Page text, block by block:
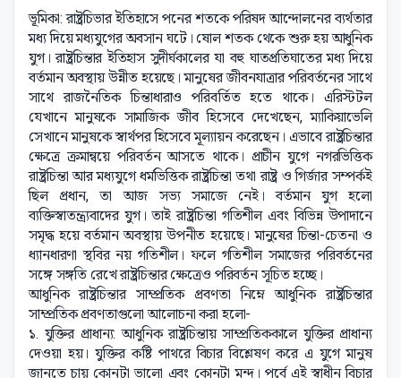
ভূমিকা: রাষ্ট্রচিভার ইতিহাসে পনের শতকে পরিষদ আন্দোলনের ব্যর্থতার
মধ্য দিয়ে মধ্যযুগের অবসান ঘটে। ষোল শতক থেকে শুরু হয় আধুনিক
যুগ। রাষ্ট্রচিন্তার ইতিহাস সুদীর্ঘকালের যা বহু ঘাতপ্রতিঘাতের মধ্য দিয়ে
বর্তমান অবস্থায় উন্নীত হয়েছে। মানুষের জীবনযাত্রার পরিবর্তনের সাথে
সাথে রাজনৈতিক চিন্তাধারাও পরিবর্তিত হতে থাকে। এরিস্টটল
যেখানে মানুষকে সামাজিক জীব হিসেবে দেখেছেন, ম্যাকিয়াভেলি
সেখানে মানুষকে স্বার্থপর হিসেবে মূল্যায়ন করেছেন। এভাবে রাষ্ট্রচিন্তার
ক্ষেত্রে ক্রমান্বয়ে পরিবর্তন আসতে থাকে। প্রাচীন যুগে নগরভিত্তিক
রাষ্ট্রচিন্তা আর মধ্যযুগে ধর্মভিত্তিক রাষ্ট্রচিন্তা তথা রাষ্ট্র ও গির্জার সম্পর্কই
ছিল প্রধান, তা আজ সভ্য সমাজে নেই। বর্তমান যুগ হলো
ব্যক্তিস্বাতন্ত্র্যবাদের যুগ। তাই রাষ্ট্রচিন্তা গতিশীল এবং বিভিন্ন উপাদানে
সমৃদ্ধ হয়ে বর্তমান অবস্থায় উপনীত হয়েছে। মানুষের চিন্তা-চেতনা ও
ধ্যানধারণা স্থবির নয় গতিশীল। ফলে গতিশীল সমাজের পরিবর্তনের
সঙ্গে সঙ্গতি রেখে রাষ্ট্রচিন্তার ক্ষেত্রেও পরিবর্তন সূচিত হচ্ছে।
আধুনিক রাষ্ট্রচিন্তার সাম্প্রতিক প্রবণতা নিম্নে আধুনিক রাষ্ট্রচিন্তার
সাম্প্রতিক প্রবণতাগুলো আলোচনা করা হলো-
১. যুক্তির প্রাধান্য: আধুনিক রাষ্ট্রচিন্তায় সাম্প্রতিককালে যুক্তির প্রাধান্য
দেওয়া হয়। যুক্তির কষ্টি পাথরে বিচার বিশ্লেষণ করে এ যুগে মানুষ
জানতে চায় কোনটা ভালো এবং কোনটা মন্দ। পূর্বে এই স্বাধীন বিচার